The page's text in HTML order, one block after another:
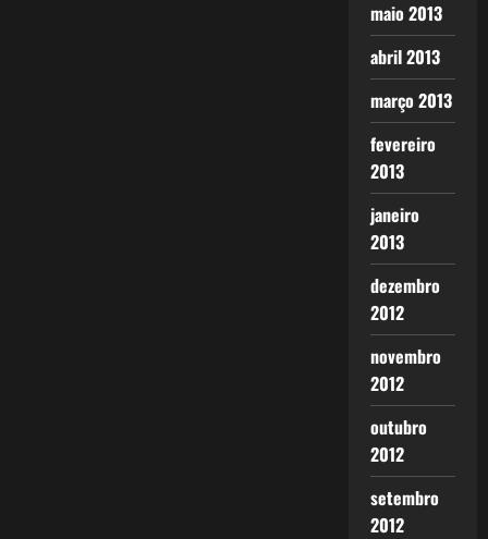
maio 2013
abril 2013
março 2013
fevereiro
2013
janeiro
2013
dezembro
2012
novembro
2012
outubro
2012
setembro
2012